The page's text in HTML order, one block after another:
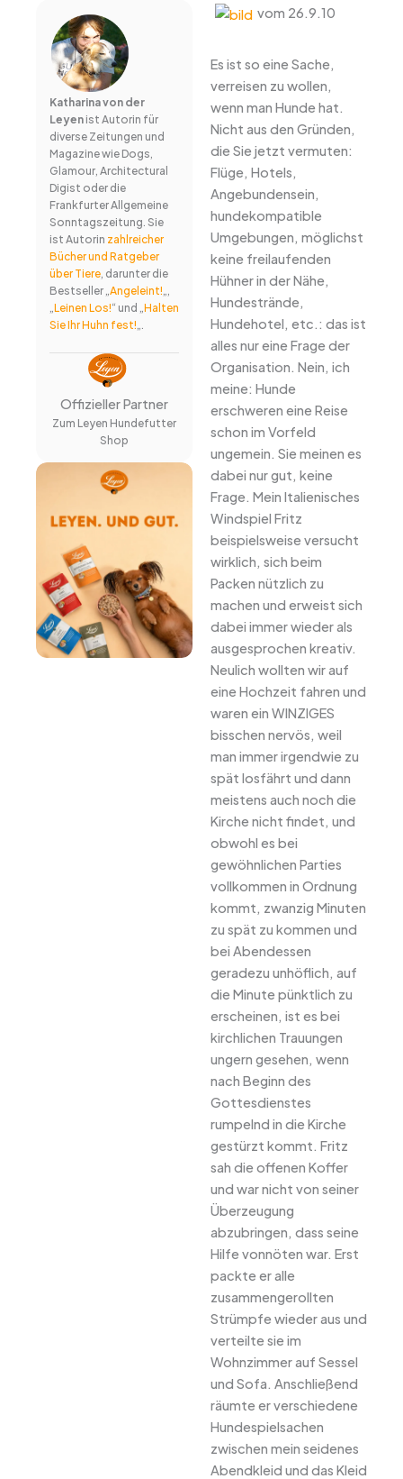
Katharina von der
Leyenist Autorin für
diverse Zeitungen und
Magazine wie Dogs,
Glamour, Architectural
Digist oder die
Frankfurter Allgemeine
Sonntagszeitung. Sie
ist Autorin zahlreicher
Bücher und Ratgeber
über Tiere, darunter die
Bestseller „ Angeleint!
Leinen Los!“ und „ Halten
Sie Ihr Huhn fest!
Offizieller Partner
Zum Leyen Hundefutter
Shop
vom 26.9.10
Es ist so eine Sache,
verreisen zu wollen,
wenn man Hunde hat.
Nicht aus den Gründen,
die Sie jetzt vermuten:
Flüge, Hotels,
Angebundensein,
hundekompatible
Umgebungen, möglichst
keine freilaufenden
Hühner in der Nähe,
Hundestrände,
Hundehotel, etc.: das ist
alles nur eine Frage der
Organisation. Nein, ich
meine: Hunde
erschweren eine Reise
schon im Vorfeld
ungemein. Sie meinen es
dabei nur gut, keine
Frage. Mein Italienisches
Windspiel Fritz
beispielsweise versucht
wirklich, sich beim
Packen nützlich zu
machen und erweist sich
dabei immer wieder als
ausgesprochen kreativ.
Neulich wollten wir auf
eine Hochzeit fahren und
waren ein WINZIGES
bisschen nervös, weil
man immer irgendwie zu
spät losfährt und dann
meistens auch noch die
Kirche nicht findet, und
obwohl es bei
gewöhnlichen Parties
vollkommen in Ordnung
kommt, zwanzig Minuten
zu spät zu kommen und
bei Abendessen
geradezu unhöflich, auf
die Minute pünktlich zu
erscheinen, ist es bei
kirchlichen Trauungen
ungern gesehen, wenn
nach Beginn des
Gottesdienstes
rumpelnd in die Kirche
gestürzt kommt. Fritz
sah die offenen Koffer
und war nicht von seiner
Überzeugung
abzubringen, dass seine
Hilfe vonnöten war. Erst
packte er alle
zusammengerollten
Strümpfe wieder aus und
verteilte sie im
Wohnzimmer auf Sessel
und Sofa. Anschließend
räumte er verschiedene
Hundespielsachen
zwischen mein seidenes
Abendkleid und das Kleid